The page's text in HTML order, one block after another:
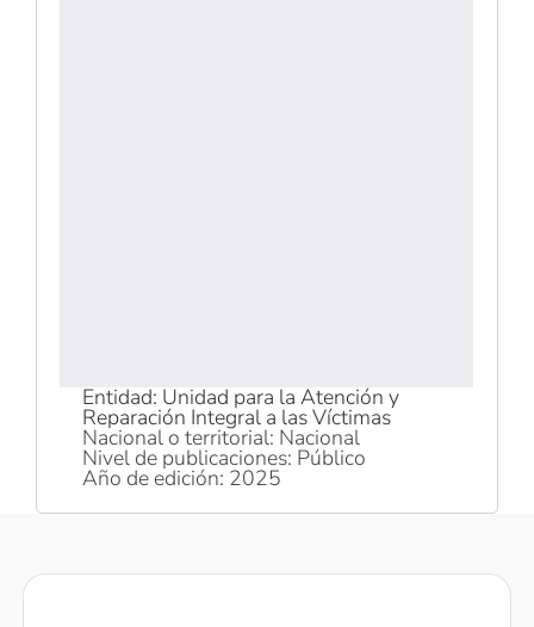
Entidad: Unidad para la Atención y
Reparación Integral a las Víctimas
Nacional o territorial: Nacional
Nivel de publicaciones: Público
Año de edición: 2025